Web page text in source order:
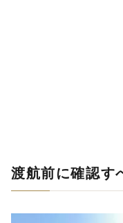
渡航前に確認す